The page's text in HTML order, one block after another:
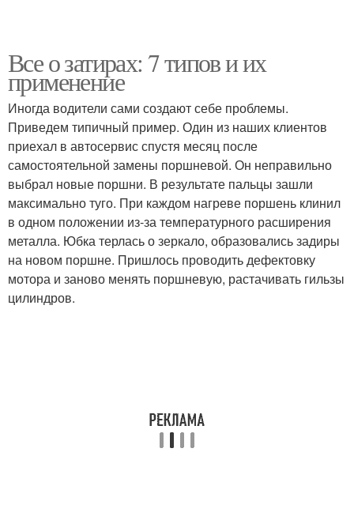
Все о затирах: 7 типов и их
применение
Иногда водители сами создают себе проблемы.
Приведем типичный пример. Один из наших клиентов
приехал в автосервис спустя месяц после
самостоятельной замены поршневой. Он неправильно
выбрал новые поршни. В результате пальцы зашли
максимально туго. При каждом нагреве поршень клинил
в одном положении из‐за температурного расширения
металла. Юбка терлась о зеркало, образовались задиры
на новом поршне. Пришлось проводить дефектовку
мотора и заново менять поршневую, растачивать гильзы
цилиндров.